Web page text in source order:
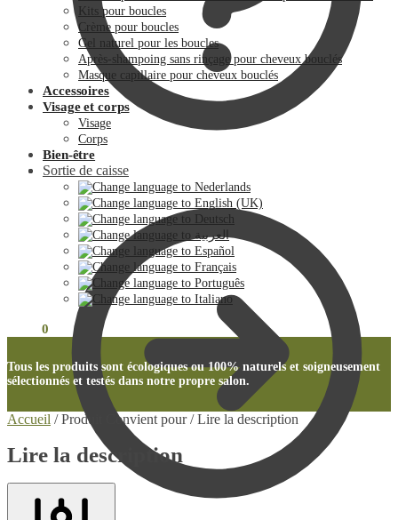
Sortie de caisse
Kits pour boucles
Crème pour boucles
Gel naturel pour les boucles
Après-shampoing sans rinçage pour cheveux bouclés
Masque capillaire pour cheveux bouclés
Accessoires
Visage et corps
Visage
Corps
Bien-être
0
Tous les produits sont écologiques ou 100% naturels et soigneusement
sélectionnés et testés dans notre propre salon.
Accueil /Produit Convient pour/Lire la description
Lire la description